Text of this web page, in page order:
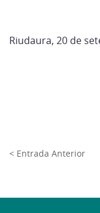
Riudaura, 20 de
< Entrada Anterior